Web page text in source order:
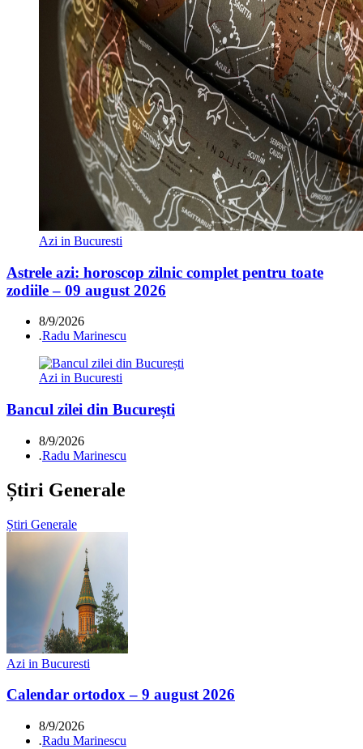
Azi in Bucuresti
Astrele azi: horoscop zilnic complet pentru toate
zodiile – 09 august 2026
8/9/2026
.Radu Marinescu
Azi in Bucuresti
Bancul zilei din București
8/9/2026
.Radu Marinescu
Știri Generale
Știri Generale
Azi in Bucuresti
Calendar ortodox – 9 august 2026
8/9/2026
.Radu Marinescu